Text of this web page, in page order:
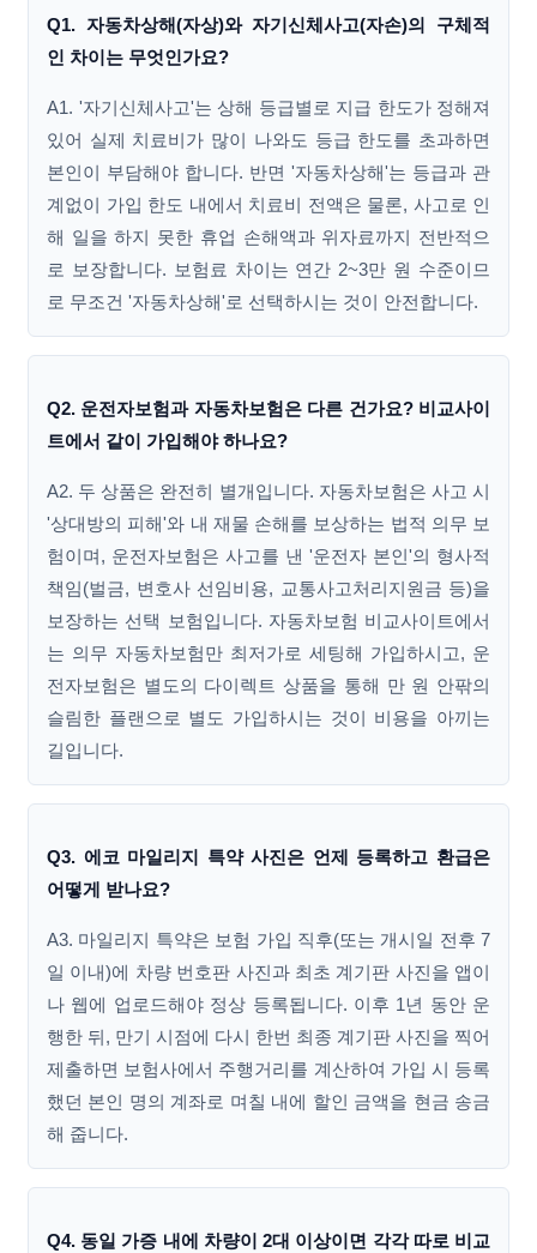
Q1. 자동차상해(자상)와 자기신체사고(자손)의 구체적
인 차이는 무엇인가요?
A1. '자기신체사고'는 상해 등급별로 지급 한도가 정해져
있어 실제 치료비가 많이 나와도 등급 한도를 초과하면
본인이 부담해야 합니다. 반면 '자동차상해'는 등급과 관
계없이 가입 한도 내에서 치료비 전액은 물론, 사고로 인
해 일을 하지 못한 휴업 손해액과 위자료까지 전반적으
로 보장합니다. 보험료 차이는 연간 2~3만 원 수준이므
로 무조건 '자동차상해'로 선택하시는 것이 안전합니다.
Q2. 운전자보험과 자동차보험은 다른 건가요? 비교사이
트에서 같이 가입해야 하나요?
A2. 두 상품은 완전히 별개입니다. 자동차보험은 사고 시
'상대방의 피해'와 내 재물 손해를 보상하는 법적 의무 보
험이며, 운전자보험은 사고를 낸 '운전자 본인'의 형사적
책임(벌금, 변호사 선임비용, 교통사고처리지원금 등)을
보장하는 선택 보험입니다. 자동차보험 비교사이트에서
는 의무 자동차보험만 최저가로 세팅해 가입하시고, 운
전자보험은 별도의 다이렉트 상품을 통해 만 원 안팎의
슬림한 플랜으로 별도 가입하시는 것이 비용을 아끼는
길입니다.
Q3. 에코 마일리지 특약 사진은 언제 등록하고 환급은
어떻게 받나요?
A3. 마일리지 특약은 보험 가입 직후(또는 개시일 전후 7
일 이내)에 차량 번호판 사진과 최초 계기판 사진을 앱이
나 웹에 업로드해야 정상 등록됩니다. 이후 1년 동안 운
행한 뒤, 만기 시점에 다시 한번 최종 계기판 사진을 찍어
제출하면 보험사에서 주행거리를 계산하여 가입 시 등록
했던 본인 명의 계좌로 며칠 내에 할인 금액을 현금 송금
해 줍니다.
Q4. 동일 가증 내에 차량이 2대 이상이면 각각 따로 비교